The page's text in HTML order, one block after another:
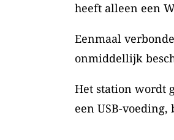
heeft alleen een
Eenmaal
onmiddellijk
Het station wordt
een USB-